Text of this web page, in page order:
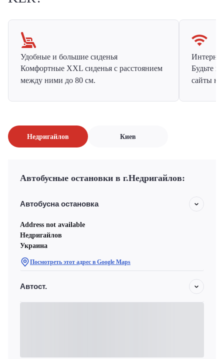
Удобные и большие сиденья
Комфортные XXL сиденья с расстоянием
между ними до 80 см.
Будьте
сайты на
Недригайлов Киев
Автобусные остановки в г.Недригайлов:
Автобусна остановка
Address not available
Недригайлов
Украина
Посмотреть этот адрес в Google Maps
Автост.